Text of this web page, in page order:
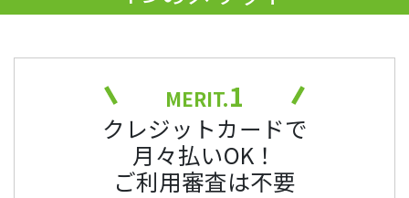
MERIT.1
クレジットカードで
月々払いOK！
ご利用審査は不要